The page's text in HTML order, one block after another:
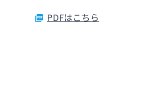
PDFはこちら